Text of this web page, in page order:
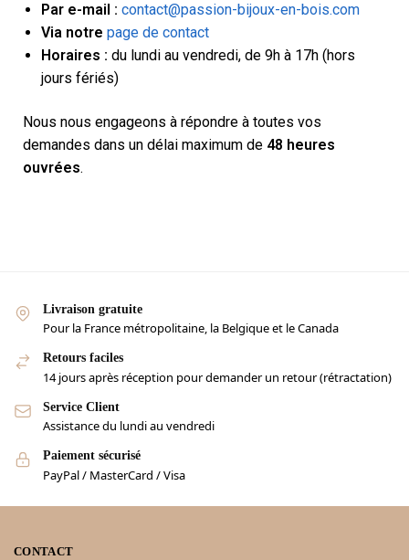
Par e-mail : contact@passion-bijoux-en-bois.com
Via notre page de contact
Horaires : du lundi au vendredi, de 9h à 17h (hors
jours fériés)
Nous nous engageons à répondre à toutes vos
demandes dans un délai maximum de 48 heures
ouvrées.
Livraison gratuite
Pour la France métropolitaine, la Belgique et le Canada
Retours faciles
14 jours après réception pour demander un retour (rétractation)
Service Client
Assistance du lundi au vendredi
Paiement sécurisé
PayPal / MasterCard / Visa
CONTACT